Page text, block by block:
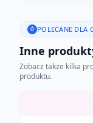
POLECANE DLA
Inne
Zobacz także kilka
produktu.